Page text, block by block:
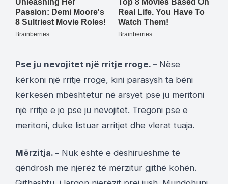
Pse ju nevojitet një rritje rroge. – Nëse
kërkoni një rritje rroge, kini parasysh ta bëni
kërkesën mbështetur në arsyet pse ju meritoni
një rritje e jo pse ju nevojitet. Tregoni pse e
meritoni, duke listuar arritjet dhe vlerat tuaja.
Mërzitja. – Nuk është e dëshirueshme të
qëndrosh me njerëz të mërzitur gjithë kohën.